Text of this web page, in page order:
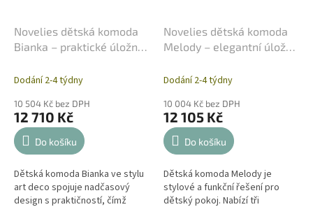
Novelies dětská komoda
Bianka – praktické úložné
Dodání 2-4 týdny
10 504 Kč bez DPH
12 710 Kč
Do košíku
Dětská komoda Bianka ve stylu
art deco spojuje nadčasový
design s praktičností, čímž
Novelies dětská komoda
Melody – elegantní úložné
Dodání 2-4 týdny
10 004 Kč bez DPH
12 105 Kč
Do košíku
Dětská komoda Melody je
stylové a funkční řešení pro
dětský pokoj. Nabízí tři